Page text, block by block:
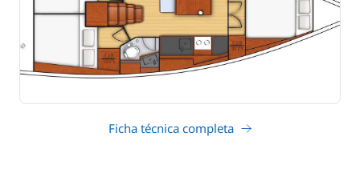
Ficha técnica completa